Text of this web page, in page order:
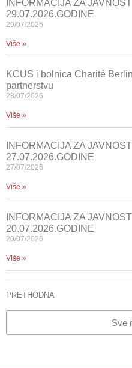
INFORMACIJA ZA
29.07.2026.GODINE
29/07/2026
Više »
KCUS i bolnica Charité
partnerstvu
28/07/2026
Više »
INFORMACIJA ZA
27.07.2026.GODINE
27/07/2026
Više »
INFORMACIJA ZA
20.07.2026.GODINE
20/07/2026
Više »
PRETHODNA
Sve